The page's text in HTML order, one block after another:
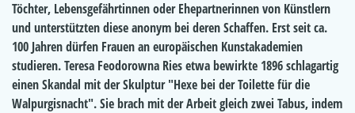
Töchter, Lebensgefährtinnen oder Ehepartnerinnen von Künstlern
und unterstützten diese anonym bei deren Schaffen. Erst seit ca.
100 Jahren dürfen Frauen an europäischen Kunstakademien
studieren. Teresa Feodorowna Ries etwa bewirkte 1896 schlagartig
einen Skandal mit der Skulptur "Hexe bei der Toilette für die
Walpurgisnacht". Sie brach mit der Arbeit gleich zwei Tabus, indem